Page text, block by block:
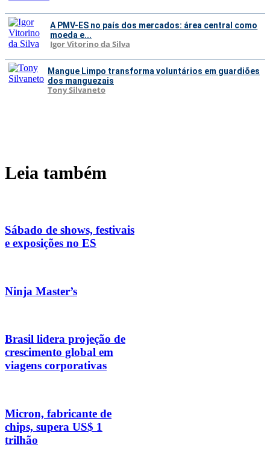
A PMV-ES no país dos mercados: área central como
moeda e...
Igor Vitorino da Silva
Mangue Limpo transforma voluntários em guardiões
dos manguezais
Tony Silvaneto
Leia também
Sábado de shows, festivais
e exposições no ES
Ninja Master’s
Brasil lidera projeção de
crescimento global em
viagens corporativas
Micron, fabricante de
chips, supera US$ 1
trilhão